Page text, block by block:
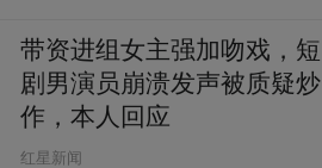
带资进组女主强加吻戏，短
剧男演员崩溃发声被质疑炒
作，本人回应
​红星新闻